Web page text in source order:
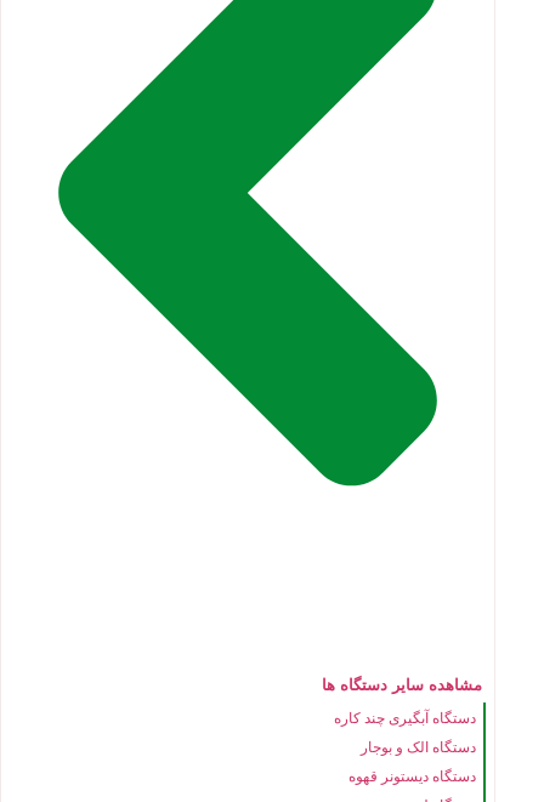
مشاهده سایر دستگاه ها
دستگاه آبگیری چند کاره
دستگاه الک و بوجار
دستگاه دیستونر قهوه